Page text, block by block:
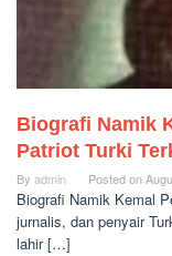
Biografi Namik
Patriot Turki
By admin Posted on
Biografi Namik Kemal
jurnalis, dan penyair
lahir […]